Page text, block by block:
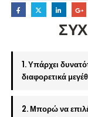
1. Υπάρχει
διαφορετικά
2. Μπορώ να